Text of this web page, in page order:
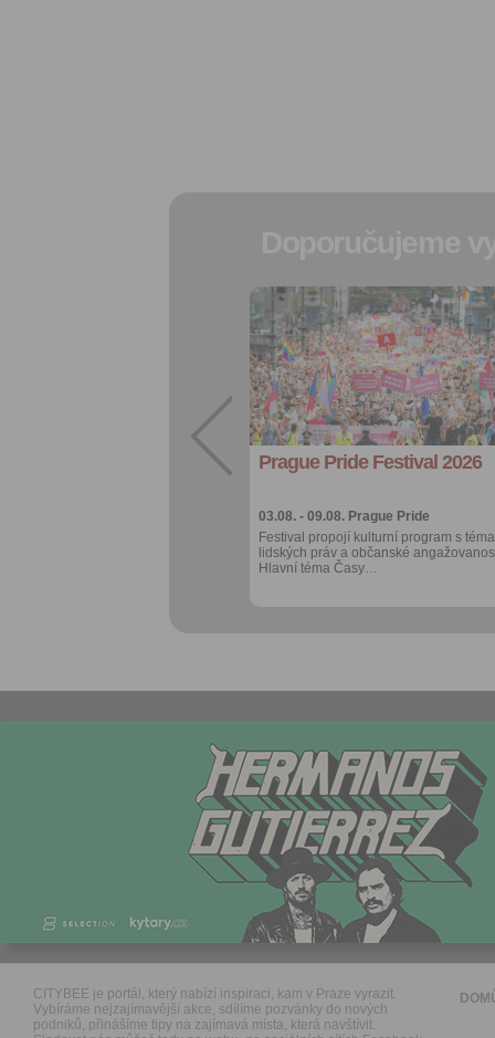
Prague Pride Festival 2026
03.08. - 09.08. Prague Pride
Festival propojí kulturní program s
lidských práv a občanské
Hlavní téma Časy…
Přidat do
oblíbených
Sdílet:
Facebook
export do
kalendáře
Více výhod pro
CITYBEE je portál, který nabízí inspiraci, kam v Praze vyrazit.
Vybíráme nejzajímavější akce, sdílíme pozvánky do nových
podniků, přinášíme tipy na zajímavá místa, která navštívit.